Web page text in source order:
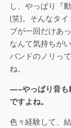
し、やっぱり『
(笑)。そんなタ
ブが一回だけあ
なんて気持ちが
バンドのノリっ
ね。
—–やっぱり音も
ですよね。
色々経験して、